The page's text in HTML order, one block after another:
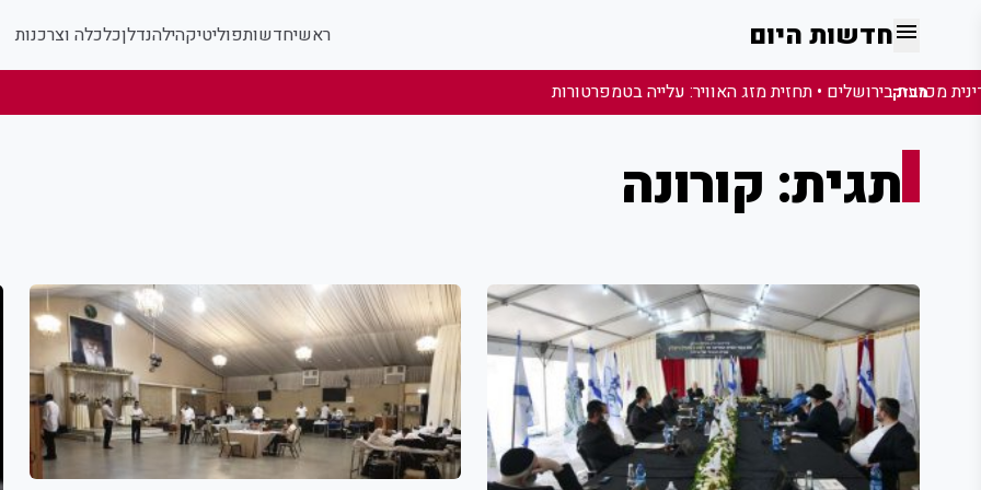
menuחדשות היום ראשיחדשותפוליטיקהילהנדלןכלכלה וצרכנות
מבזק:
תגית: קורונה